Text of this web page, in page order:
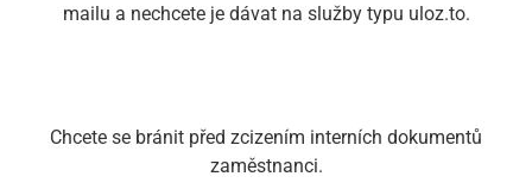
mailu a nechcete je dávat na služby typu uloz.to.
Chcete se bránit před zcizením interních dokumentů
zaměstnanci.